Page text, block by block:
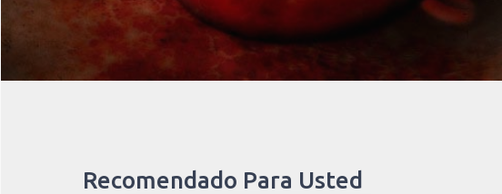
Recomendado Para Usted